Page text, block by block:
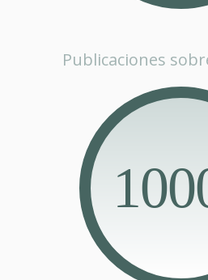
Publicaciones